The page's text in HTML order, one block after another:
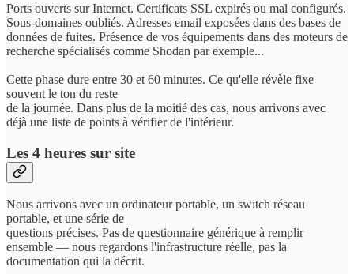
Ports ouverts sur Internet. Certificats SSL expirés ou mal configurés.
Sous-domaines oubliés. Adresses email exposées dans des bases de
données de fuites. Présence de vos équipements dans des moteurs de
recherche spécialisés comme Shodan par exemple...
Cette phase dure entre 30 et 60 minutes. Ce qu'elle révèle fixe
souvent le ton du reste
de la journée. Dans plus de la moitié des cas, nous arrivons avec
déjà une liste de points à vérifier de l'intérieur.
Les 4 heures sur site
Nous arrivons avec un ordinateur portable, un switch réseau
portable, et une série de
questions précises. Pas de questionnaire générique à remplir
ensemble — nous regardons l'infrastructure réelle, pas la
documentation qui la décrit.